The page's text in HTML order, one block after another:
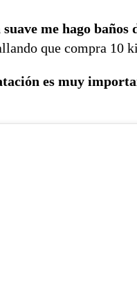
me hago
que compra 10
es muy